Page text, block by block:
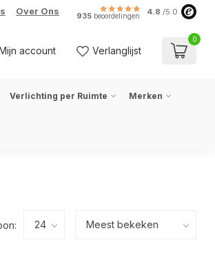
Over Ons 935 beoordelingen 4.8 /5.0
account Verlanglijst
0
Verlichting per Ruimte Merken